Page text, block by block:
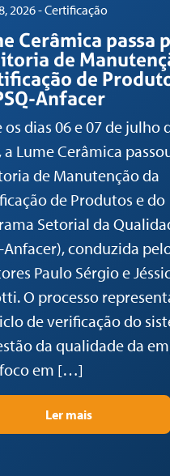
2026 - Certificação
Cerâmica passa
de
de
Anfacer
os dias 06 e 07 de julho
a Lume Cerâmica
de Manutenção da
de Produtos e do
Setorial da
Anfacer), conduzida
Paulo Sérgio e
O processo
de verificação do
da qualidade da
em […]
Ler mais